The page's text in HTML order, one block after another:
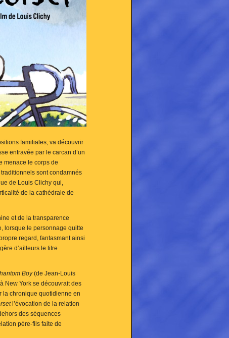
familiales, va découvrir
entravée par le carcan d’un
menace le corps de
sont condamnés
de Louis Clichy qui,
de la cathédrale de
et de la transparence
lorsque le personnage quitte
regard, fantasmant ainsi
d’ailleurs le titre
Boy(de Jean-Louis
New York se découvrait des
la chronique quotidienne en
l’évocation de la relation
des séquences
père-fils faite de